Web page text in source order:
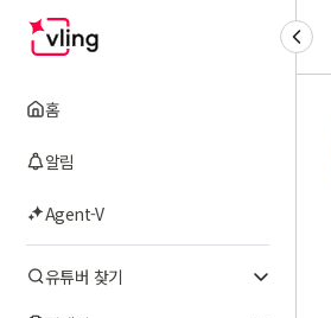
홈
알림
Agent-V
유튜버 찾기